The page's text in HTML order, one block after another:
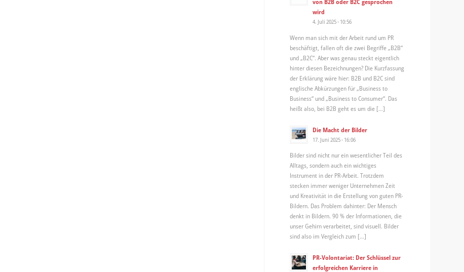
von B2B oder B2C gesprochen
wird
4. Juli 2025 - 10:56
Wenn man sich mit der Arbeit rund um PR
beschäftigt, fallen oft die zwei Begriffe „B2B“
und „B2C“. Aber was genau steckt eigentlich
hinter diesen Bezeichnungen? Die Kurzfassung
der Erklärung wäre hier: B2B und B2C sind
englische Abkürzungen für „Business to
Business“ und „Business to Consumer“. Das
heißt also, bei B2B geht es um die […]
Die Macht der Bilder
17. Juni 2025 - 16:06
Bilder sind nicht nur ein wesentlicher Teil des
Alltags, sondern auch ein wichtiges
Instrument in der PR-Arbeit. Trotzdem
stecken immer weniger Unternehmen Zeit
und Kreativität in die Erstellung von guten PR-
Bildern. Das Problem dahinter: Der Mensch
denkt in Bildern. 90 % der Informationen, die
unser Gehirn verarbeitet, sind visuell. Bilder
sind also im Vergleich zum […]
PR-Volontariat: Der Schlüssel zur
erfolgreichen Karriere in